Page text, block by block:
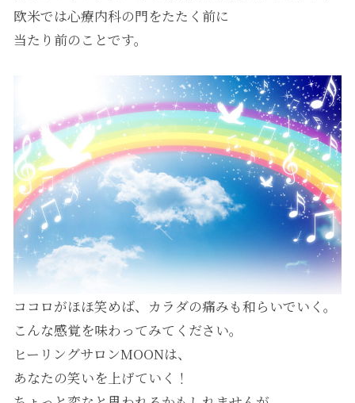
欧米では心療内科の門をたたく前に
当たり前のことです。
ココロがほほ笑めば、カラダの痛みも和らいでいく。
こんな感覚を味わってみてください。
ヒーリングサロンMOONは、
あなたの笑いを上げていく！